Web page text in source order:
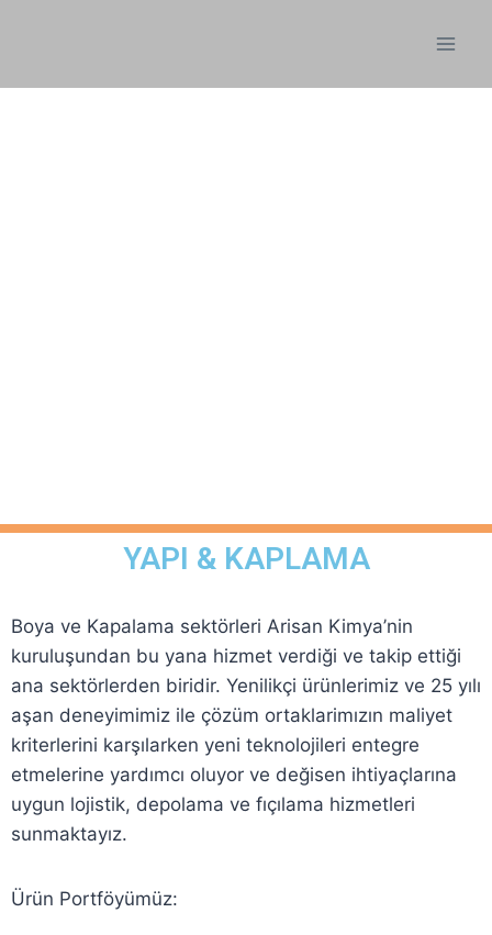
YAPI & KAPLAMA
Boya ve Kapalama sektörleri Arisan Kimya’nin
kuruluşundan bu yana hizmet verdiği ve takip ettiği
ana sektörlerden biridir. Yenilikçi ürünlerimiz ve 25 yılı
aşan deneyimimiz ile çözüm ortaklarimızın maliyet
kriterlerini karşılarken yeni teknolojileri entegre
etmelerine yardımcı oluyor ve değisen ihtiyaçlarına
uygun lojistik, depolama ve fıçılama hizmetleri
sunmaktayız.
Ürün Portföyümüz: